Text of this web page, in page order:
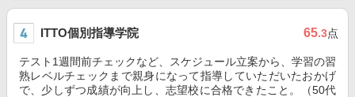
ITTO個別指導学院 65.3点
テスト1週間前チェックなど、スケジュール立案から、学習の習
熟レベルチェックまで親身になって指導していただいたおかげ
で、少しずつ成績が向上し、志望校に合格できたこと。（50代